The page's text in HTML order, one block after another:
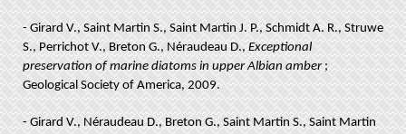
- Girard V., Saint Martin S., Saint Martin J. P., Schmidt A. R., Struwe
S., Perrichot V., Breton G., Néraudeau D.,Exceptional
preservation of marine diatoms in upper Albian amber;
Geological Society of America, 2009.
- Girard V., Néraudeau D., Breton G., Saint Martin S., Saint Martin